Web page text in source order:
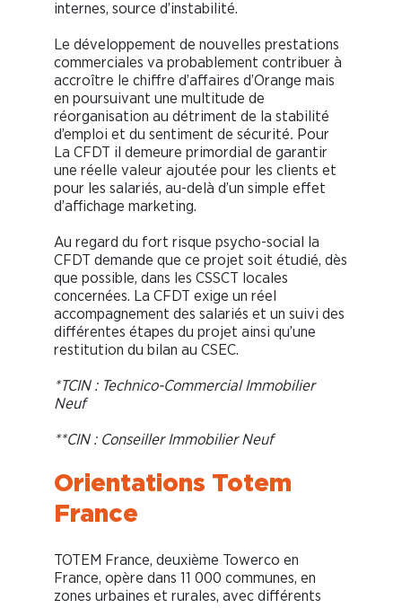
internes, source d’instabilité.
Le développement de nouvelles prestations
commerciales va probablement contribuer à
accroître le chiffre d’affaires d’Orange mais
en poursuivant une multitude de
réorganisation au détriment de la stabilité
d’emploi et du sentiment de sécurité. Pour
La CFDT il demeure primordial de garantir
une réelle valeur ajoutée pour les clients et
pour les salariés, au-delà d’un simple effet
d’affichage marketing.
Au regard du fort risque psycho-social la
CFDT demande que ce projet soit étudié, dès
que possible, dans les CSSCT locales
concernées. La CFDT exige un réel
accompagnement des salariés et un suivi des
différentes étapes du projet ainsi qu’une
restitution du bilan au CSEC.
*TCIN : Technico-Commercial Immobilier
Neuf
**CIN : Conseiller Immobilier Neuf
Orientations Totem
France
TOTEM France, deuxième Towerco en
France, opère dans 11 000 communes, en
zones urbaines et rurales, avec différents